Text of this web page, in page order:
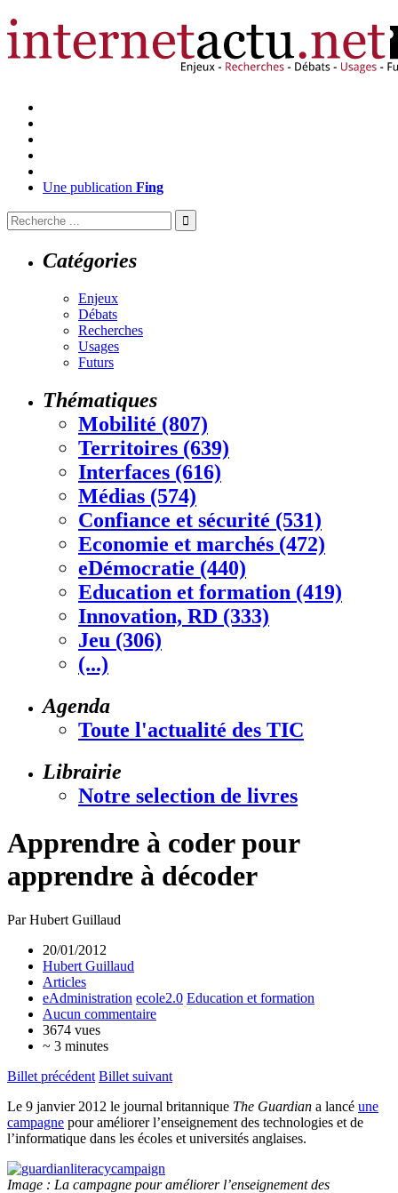
Une publication Fing
Catégories
Enjeux
Débats
Recherches
Usages
Futurs
Thématiques
Mobilité (807)
Territoires (639)
Interfaces (616)
Médias (574)
Confiance et sécurité (531)
Economie et marchés (472)
eDémocratie (440)
Education et formation (419)
Innovation, RD (333)
Jeu (306)
(...)
Agenda
Toute l'actualité des TIC
Librairie
Notre selection de livres
Apprendre à coder pour
apprendre à décoder
Par Hubert Guillaud
20/01/2012
Hubert Guillaud
Articles
eAdministration ecole2.0 Education et formation
Aucun commentaire
3674 vues
~ 3 minutes
Billet précédent Billet suivant
Le 9 janvier 2012 le journal britannique The Guardian a lancé une
campagne pour améliorer l’enseignement des technologies et de
l’informatique dans les écoles et universités anglaises.
Image : La campagne pour améliorer l’enseignement des